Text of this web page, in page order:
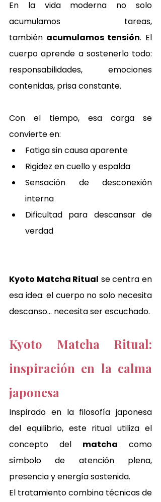
En la vida moderna no solo
acumulamos tareas,
también acumulamos tensión. El
cuerpo aprende a sostenerlo todo:
responsabilidades, emociones
contenidas, prisa constante.
Con el tiempo, esa carga se
convierte en:
Fatiga sin causa aparente
Rigidez en cuello y espalda
Sensación de desconexión
interna
Dificultad para descansar de
verdad
Kyoto Matcha Ritual se centra en
esa idea: el cuerpo no solo necesita
descanso… necesita ser escuchado.
Kyoto Matcha Ritual:
inspiración en la calma
japonesa
Inspirado en la filosofía japonesa
del equilibrio, este ritual utiliza el
concepto del matcha como
símbolo de atención plena,
presencia y energía sostenida.
El tratamiento combina técnicas de